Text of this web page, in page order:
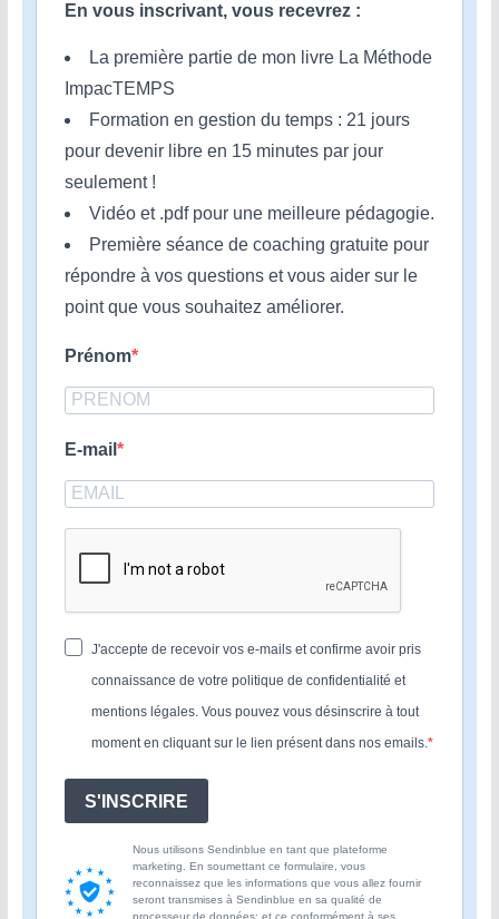
En vous inscrivant, vous recevrez :
La première partie de mon livre La Méthode
ImpacTEMPS
Formation en gestion du temps : 21 jours
pour devenir libre en 15 minutes par jour
seulement !
Vidéo et .pdf pour une meilleure pédagogie.
Première séance de coaching gratuite pour
répondre à vos questions et vous aider sur le
point que vous souhaitez améliorer.
Prénom
E-mail
J'accepte de recevoir vos e-mails et confirme avoir pris
connaissance de votre politique de confidentialité et
mentions légales. Vous pouvez vous désinscrire à tout
moment en cliquant sur le lien présent dans nos emails.
S'INSCRIRE
Nous utilisons Sendinblue en tant que plateforme
marketing. En soumettant ce formulaire, vous
reconnaissez que les informations que vous allez fournir
seront transmises à Sendinblue en sa qualité de
processeur de données; et ce conformément à ses